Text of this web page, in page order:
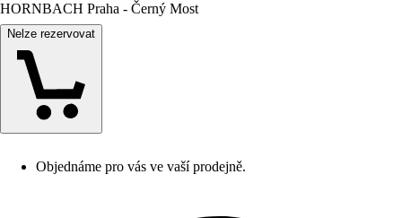
HORNBACH Praha - Černý Most
Nelze rezervovat
Objednáme pro vás ve vaší prodejně.